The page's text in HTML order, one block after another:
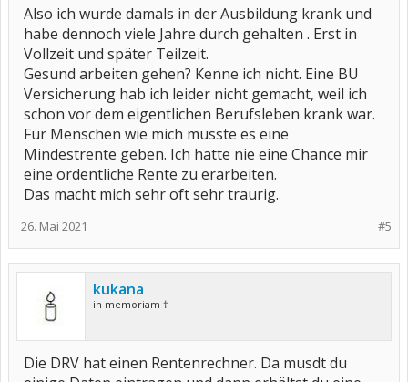
Also ich wurde damals in der Ausbildung krank und
habe dennoch viele Jahre durch gehalten . Erst in
Vollzeit und später Teilzeit.
Gesund arbeiten gehen? Kenne ich nicht. Eine BU
Versicherung hab ich leider nicht gemacht, weil ich
schon vor dem eigentlichen Berufsleben krank war.
Für Menschen wie mich müsste es eine
Mindestrente geben. Ich hatte nie eine Chance mir
eine ordentliche Rente zu erarbeiten.
Das macht mich sehr oft sehr traurig.
#5
26. Mai 2021
kukana
in memoriam †
Die DRV hat einen Rentenrechner. Da musdt du